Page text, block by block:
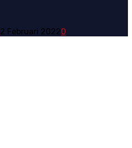
2 Februari 20220